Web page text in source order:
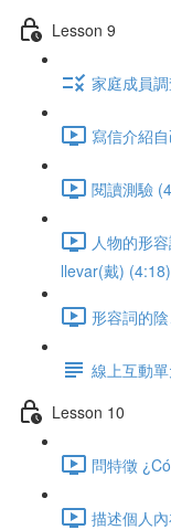
Lesson 9
家庭成員
寫信介紹
閱讀測驗
人物的形
llevar(戴) (4:18)
形容詞的
線上互動
Lesson 10
問特徵
描述個人